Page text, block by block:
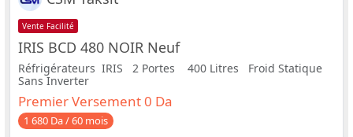
Vente Facilité
IRIS BCD 480 NOIR Neuf
Réfrigérateurs IRIS 2 Portes 400 Litres Froid Statique
Sans Inverter
Premier Versement 0 Da
1 680 Da / 60 mois